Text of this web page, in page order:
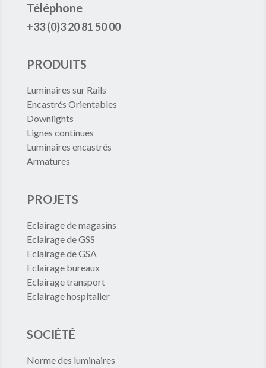
Téléphone
+33 (0)3 20 81 50 00
PRODUITS
Luminaires sur Rails
Encastrés Orientables
Downlights
Lignes continues
Luminaires encastrés
Armatures
PROJETS
Eclairage de magasins
Eclairage de GSS
Eclairage de GSA
Eclairage bureaux
Eclairage transport
Eclairage hospitalier
SOCIÉTÉ
Norme des luminaires